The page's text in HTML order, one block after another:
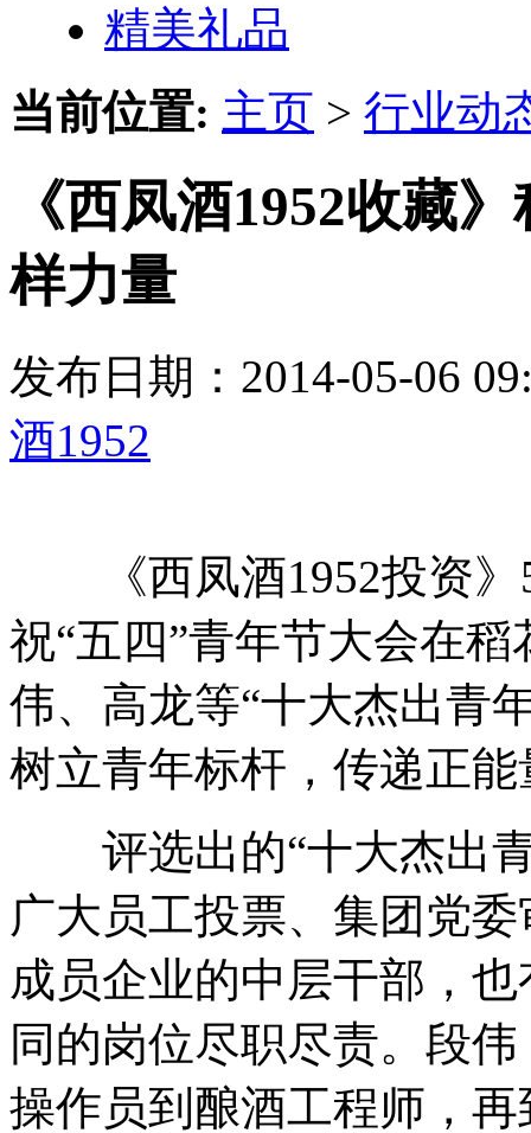
精美礼品
当前位置: 主页 > 行业动
《西凤酒1952收藏
样力量
发布日期：2014-05-06
酒1952
《西凤酒1952投资》
祝“五四”青年节大会在
伟、高龙等“十大杰出青
树立青年标杆，传递正能
评选出的“十大杰出青
广大员工投票、集团党
成员企业的中层干部，
同的岗位尽职尽责。段伟
操作员到酿酒工程师，